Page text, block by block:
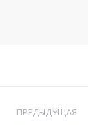
ПРЕДЫДУЩАЯ